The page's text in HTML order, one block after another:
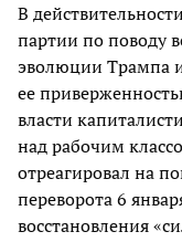
В
партии по поводу
эволюции Трампа
ее
власти
над рабочим
отреагировал на
переворота 6
восстановления